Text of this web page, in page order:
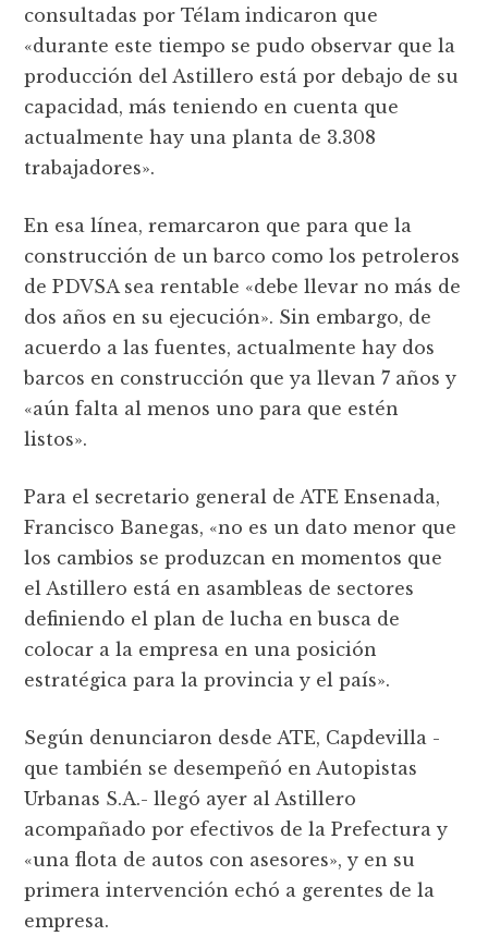
consultadas por Télam indicaron que
«durante este tiempo se pudo observar que la
producción del Astillero está por debajo de su
capacidad, más teniendo en cuenta que
actualmente hay una planta de 3.308
trabajadores».
En esa línea, remarcaron que para que la
construcción de un barco como los petroleros
de PDVSA sea rentable «debe llevar no más de
dos años en su ejecución». Sin embargo, de
acuerdo a las fuentes, actualmente hay dos
barcos en construcción que ya llevan 7 años y
«aún falta al menos uno para que estén
listos».
Para el secretario general de ATE Ensenada,
Francisco Banegas, «no es un dato menor que
los cambios se produzcan en momentos que
el Astillero está en asambleas de sectores
definiendo el plan de lucha en busca de
colocar a la empresa en una posición
estratégica para la provincia y el país».
Según denunciaron desde ATE, Capdevilla -
que también se desempeñó en Autopistas
Urbanas S.A.- llegó ayer al Astillero
acompañado por efectivos de la Prefectura y
«una flota de autos con asesores», y en su
primera intervención echó a gerentes de la
empresa.